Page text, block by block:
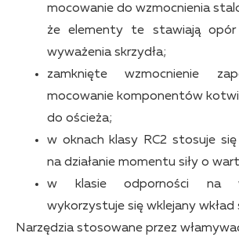
mocowanie do wzmocnienia
że elementy te stawiają
wyważenia skrzydła;
zamknięte wzmocnienie
mocowanie komponentów
do ościeża;
w oknach klasy RC2 stosuje
na działanie momentu siły o
w klasie odporności na
wykorzystuje się wklejany
Narzędzia stosowane przez